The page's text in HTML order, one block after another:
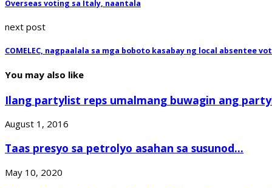
Overseas voting sa Italy, naantala
next post
COMELEC, nagpaalala sa mga boboto kasabay ng local absentee
You may also like
Ilang partylist reps umalmang buwagin ang
August 1, 2016
Taas presyo sa petrolyo asahan sa susunod...
May 10, 2020